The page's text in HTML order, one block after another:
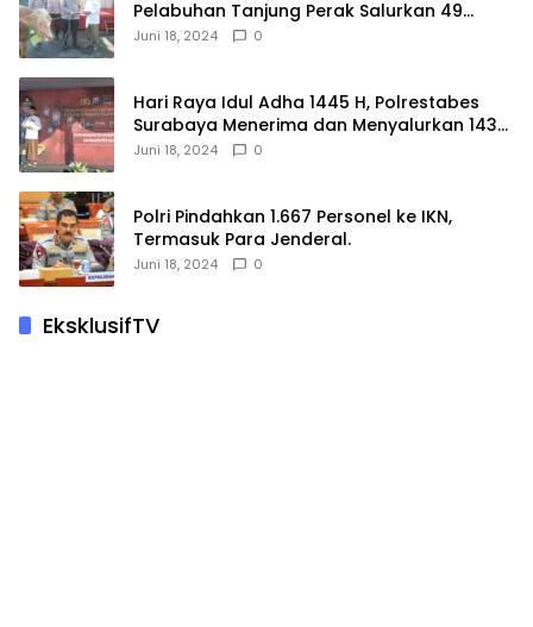
Pelabuhan Tanjung Perak Salurkan 49
Hewan Korban.
Juni 18, 2024 0
Hari Raya Idul Adha 1445 H, Polrestabes
Surabaya Menerima dan Menyalurkan 143
Hewan Kurban
Juni 18, 2024 0
Polri Pindahkan 1.667 Personel ke IKN,
Termasuk Para Jenderal.
Juni 18, 2024 0
EksklusifTV